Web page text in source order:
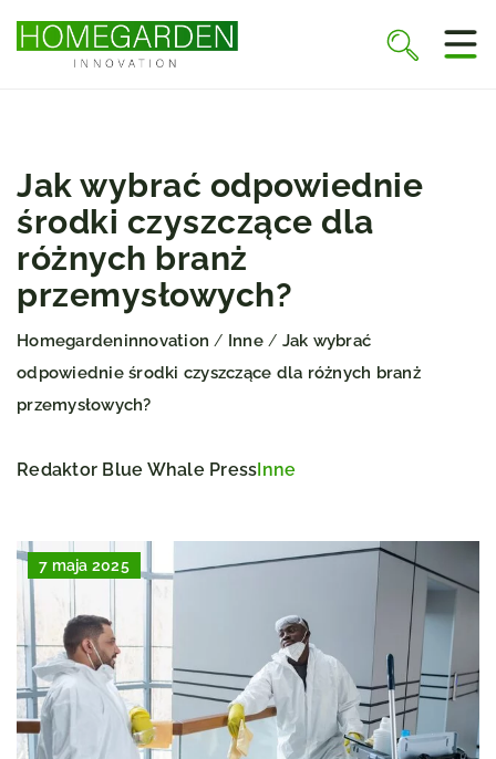
Jak wybrać odpowiednie
środki czyszczące dla
różnych branż
przemysłowych?
Homegardeninnovation / Inne/ Jak wybrać
odpowiednie środki czyszczące dla różnych branż
przemysłowych?
Redaktor Blue Whale PressInne
7 maja 2025